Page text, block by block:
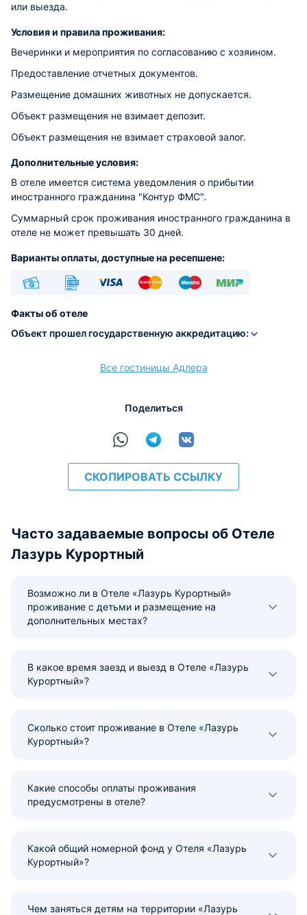
или выезда.
Условия и правила проживания:
Вечеринки и мероприятия по согласованию с хозяином.
Предоставление отчетных документов.
Размещение домашних животных не допускается.
Объект размещения не взимает депозит.
Объект размещения не взимает страховой залог.
Дополнительные условия:
В отеле имеется система уведомления о прибытии
иностранного гражданина "Контур ФМС".
Суммарный срок проживания иностранного гражданина в
отеле не может превышать 30 дней.
Варианты оплаты, доступные на ресепшене:
Факты об отеле
Объект прошел государственную аккредитацию:
Все гостиницы Адлера
Поделиться
СКОПИРОВАТЬ ССЫЛКУ
Часто задаваемые вопросы об Отеле
Лазурь Курортный
Возможно ли в Отеле «Лазурь Курортный»
проживание с детьми и размещение на
дополнительных местах?
В какое время заезд и выезд в Отеле «Лазурь
Курортный»?
Сколько стоит проживание в Отеле «Лазурь
Курортный»?
Какие способы оплаты проживания
предусмотрены в отеле?
Какой общий номерной фонд у Отеля «Лазурь
Курортный»?
Чем заняться детям на территории «Лазурь